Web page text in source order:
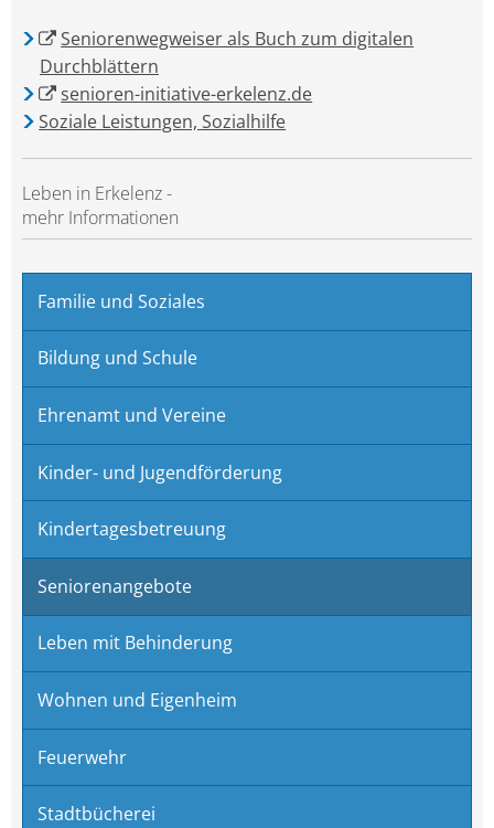
Seniorenwegweiser als Buch zum digitalen
Durchblättern
senioren-initiative-erkelenz.de
Soziale Leistungen, Sozialhilfe
Leben in Erkelenz -
mehr Informationen
Familie und Soziales
Bildung und Schule
Ehrenamt und Vereine
Kinder- und Jugendförderung
Kindertagesbetreuung
Seniorenangebote
Leben mit Behinderung
Wohnen und Eigenheim
Feuerwehr
Stadtbücherei